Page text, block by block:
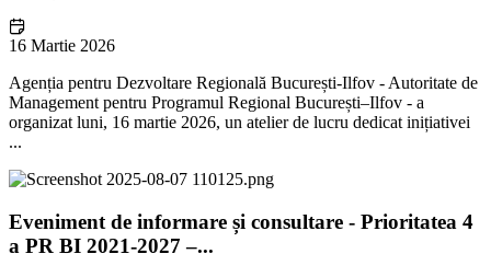
16 Martie 2026
Agenția pentru Dezvoltare Regională București-Ilfov - Autoritate de
Management pentru Programul Regional București–Ilfov - a
organizat luni, 16 martie 2026, un atelier de lucru dedicat inițiativei
...
Eveniment de informare și consultare - Prioritatea 4
a PR BI 2021-2027 –...